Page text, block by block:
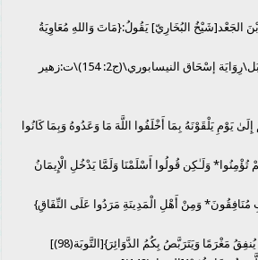
الجَعْد[شَيْخُ البُخَارِيّ] يَقُولُ:{مَاتَ وَاللهِ مُعَاوِيَةُ
[مَسَائِل الإمَامِ أحْمَد بْنِ حَنْبَل\رِوَايَة إسْحَاق النيسابوري\(ج2: 154)\ت:زهير
يَوْمِ يَلْقَوْنَهُ بِمَا أَخْلَفُوا اللَّهَ مَا وَعَدُوهُ وَبِمَا كَانُوا
وَلَـٰكِن قُولُوا أَسْلَمْنَا وَلَمَّا يَدْخُلِ الْإِيمَانُ
وَمِنْ أَهْلِ الْمَدِينَةِ مَرَدُوا عَلَى النِّفَاقِ}
مَغْرَمًا وَيَتَرَبَّصُ بِكُمُ الدَّوَائِرَ}[التَّوبَة(98)]